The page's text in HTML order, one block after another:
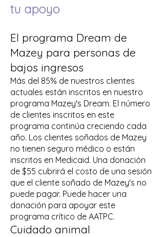
tu apoyo
El programa Dream de
Mazey para personas de
bajos ingresos
Más del 85% de nuestros clientes
actuales están inscritos en nuestro
programa Mazey's Dream. El número
de clientes inscritos en este
programa continúa creciendo cada
año. Los clientes soñados de Mazey
no tienen seguro médico o están
inscritos en Medicaid. Una donación
de $55 cubrirá el costo de una sesión
que el cliente soñado de Mazey's no
puede pagar. Puede hacer una
donación para apoyar este
programa crítico de AATPC.
Cuidado animal